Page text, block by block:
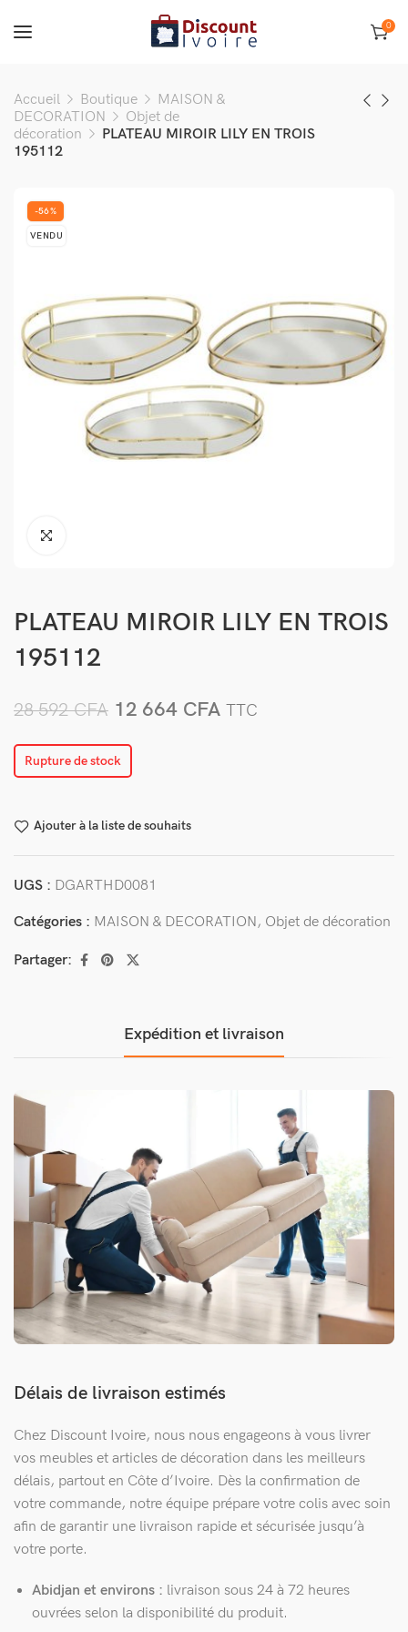
0
Accueil Boutique
MAISON &
DECORATION
Objet de
décoration
PLATEAU MIROIR LILY EN TROIS
195112
-56%
VENDU
PLATEAU MIROIR LILY EN TROIS
195112
28 592CFA 12 664 CFA TTC
Rupture de stock
Ajouter à la liste de souhaits
UGS : DGARTHD0081
Catégories : MAISON & DECORATION, Objet de décoration
Partager:
Expédition et livraison
Délais de livraison estimés
Chez Discount Ivoire, nous nous engageons à vous livrer
vos meubles et articles de décoration dans les meilleurs
délais, partout en Côte d’Ivoire. Dès la confirmation de
votre commande, notre équipe prépare votre colis avec soin
afin de garantir une livraison rapide et sécurisée jusqu’à
votre porte.
Abidjan et environs : livraison sous 24 à 72 heures
ouvrées selon la disponibilité du produit.